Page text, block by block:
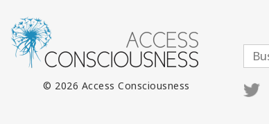
© 2026 Access Consciousness